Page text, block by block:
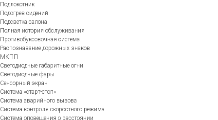
Подлокотник
Подогрев сидений
Подсветка салона
Полная история обслуживания
Противобуксовочная система
Распознавание дорожных знаков
МКПП
Светодиодные габаритные огни
Светодиодные фары
Сенсорный экран
Система «старт-стоп»
Система аварийного вызова
Система контроля скоростного режима
Система оповещения о расстоянии